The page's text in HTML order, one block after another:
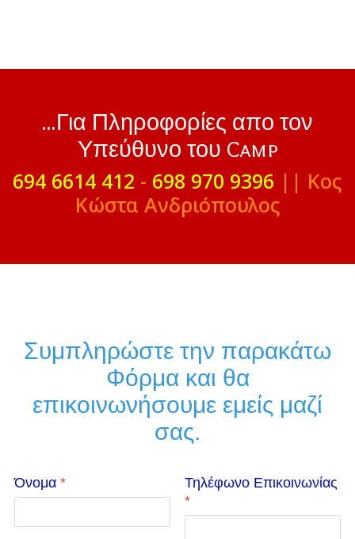
...Για Πληροφορίες απο τον
Υπεύθυνο του Camp
694 6614 412 - 698 970 9396 || Κος
Κώστα Ανδριόπουλος
Συμπληρώστε την παρακάτω
Φόρμα και θα
επικοινωνήσουμε εμείς μαζί
σας.
Όνομα *
Τηλέφωνο Επικοινωνίας
*